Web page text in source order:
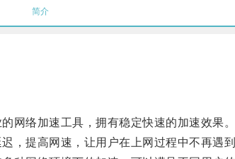
简介
络加速工具，拥有稳定快速的加速效果。
提高网速，让用户在上网过程中不再遇到